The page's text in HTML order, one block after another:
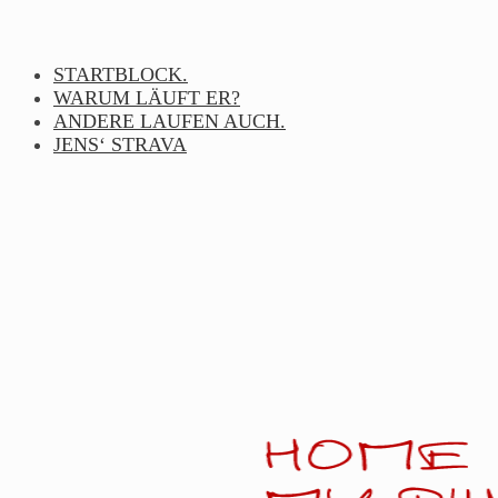
contentSTARTBLOCK.
WARUM LÄUFT ER?
ANDERE LAUFEN AUCH.
JENS‘ STRAVA